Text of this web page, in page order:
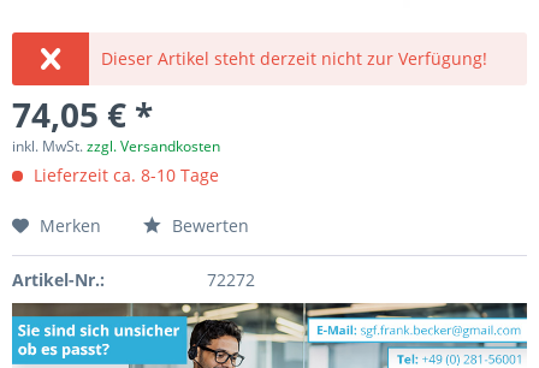
Dieser Artikel steht derzeit nicht zur Verfügung!
74,05 € *
inkl. MwSt.zzgl. Versandkosten
Lieferzeit ca. 8-10 Tage
Merken Bewerten
Artikel-Nr.: 72272